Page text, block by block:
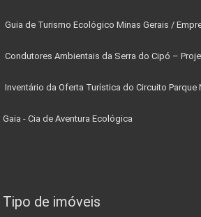
Guia de Turismo Ecológico Minas Gerais /
Condutores Ambientais da Serra do Cipó –
Inventário da Oferta Turística do Circuito Parque
Gaia - Cia de Aventura Ecológica
Tipo de imóveis